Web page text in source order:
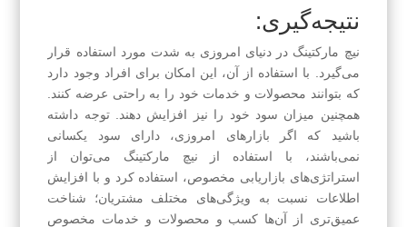
نتیجه‌گیری:
نیچ مارکتینگ در دنیای امروزی به شدت مورد استفاده قرار
می‌گیرد. با استفاده از آن، این امکان برای افراد وجود دارد
که بتوانند محصولات و خدمات خود را به راحتی عرضه کنند.
همچنین میزان سود خود را نیز افزایش دهند. توجه داشته
باشید که اگر بازارهای امروزی، دارای سود یکسانی
نمی‌باشند، با استفاده از نیچ مارکتینگ می‌توان از
استراتژی‌های بازاریابی مخصوص، استفاده کرد و با افزایش
اطلاعات نسبت به ویژگی‌های مختلف مشتریان؛ شناخت
عمیق‌تری از آن‌ها کسب و محصولات و خدمات مخصوص